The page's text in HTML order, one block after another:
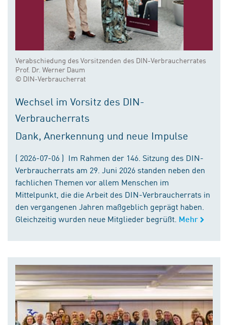
Verabschiedung des Vorsitzenden des DIN-Verbraucherrates
Prof. Dr. Werner Daum
© DIN-Verbraucherrat
Wechsel im Vorsitz des DIN-
Verbraucherrats
Dank, Anerkennung und neue Impulse
( 2026-07-06 ) Im Rahmen der 146. Sitzung des DIN-
Verbraucherrats am 29. Juni 2026 standen neben den
fachlichen Themen vor allem Menschen im
Mittelpunkt, die die Arbeit des DIN-Verbraucherrats in
den vergangenen Jahren maßgeblich geprägt haben.
Gleichzeitig wurden neue Mitglieder begrüßt. Mehr